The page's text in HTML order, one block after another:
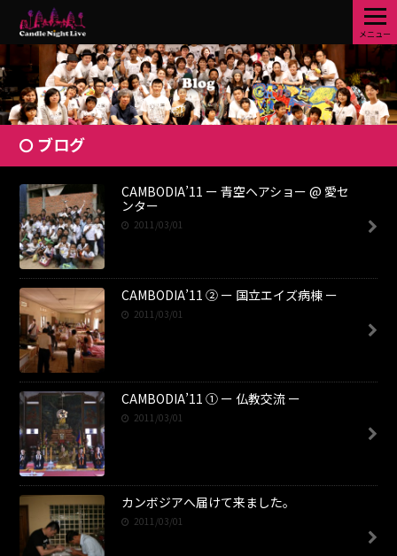
メニュー
ブログ
CAMBODIA’11 ー 青空ヘアショー @ 愛セ
ンター
2011/03/01
CAMBODIA’11 ② ー 国立エイズ病棟 ー
2011/03/01
CAMBODIA’11 ① ー 仏教交流 ー
2011/03/01
カンボジアへ届けて来ました。
2011/03/01